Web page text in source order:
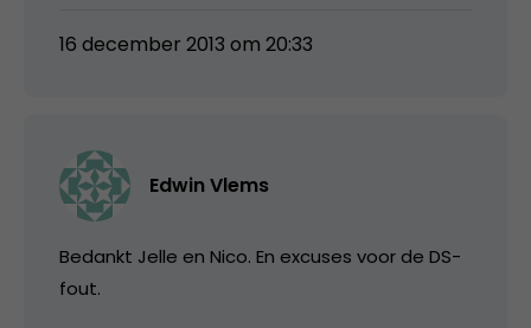
16 december 2013 om 20:33
Edwin Vlems
Bedankt Jelle en Nico. En excuses voor de DS-
fout.